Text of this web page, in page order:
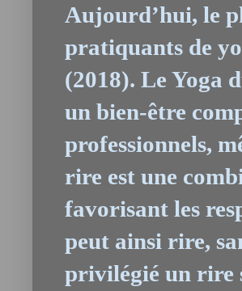
Aujourd’hui, le
pratiquants de
(2018). Le Yoga
un bien-être
professionnels,
rire est une
favorisant les
peut ainsi rire,
privilégié un rire